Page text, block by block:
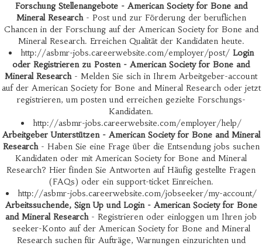
Forschung Stellenangebote - American Society for Bone and
Mineral Research- Post und zur Förderung der beruflichen
Chancen in der Forschung auf der American Society for Bone and
Mineral Research. Erreichen Qualität der Kandidaten heute.
http://asbmr-jobs.careerwebsite.com/employer/post/ Login
oder Registrieren zu Posten - American Society for Bone and
Mineral Research- Melden Sie sich in Ihrem Arbeitgeber-account
auf der American Society for Bone and Mineral Research oder jetzt
registrieren, um posten und erreichen gezielte Forschungs-
Kandidaten.
http://asbmr-jobs.careerwebsite.com/employer/help/
Arbeitgeber Unterstützen - American Society for Bone and Mineral
Research- Haben Sie eine Frage über die Entsendung jobs suchen
Kandidaten oder mit American Society for Bone and Mineral
Research? Hier finden Sie Antworten auf Häufig gestellte Fragen
(FAQs) oder ein support-ticket Einreichen.
http://asbmr-jobs.careerwebsite.com/jobseeker/my-account/
Arbeitssuchende, Sign Up und Login - American Society for Bone
and Mineral Research- Registrieren oder einloggen um Ihren job
seeker-Konto auf der American Society for Bone and Mineral
Research suchen für Aufträge, Warnungen einzurichten und